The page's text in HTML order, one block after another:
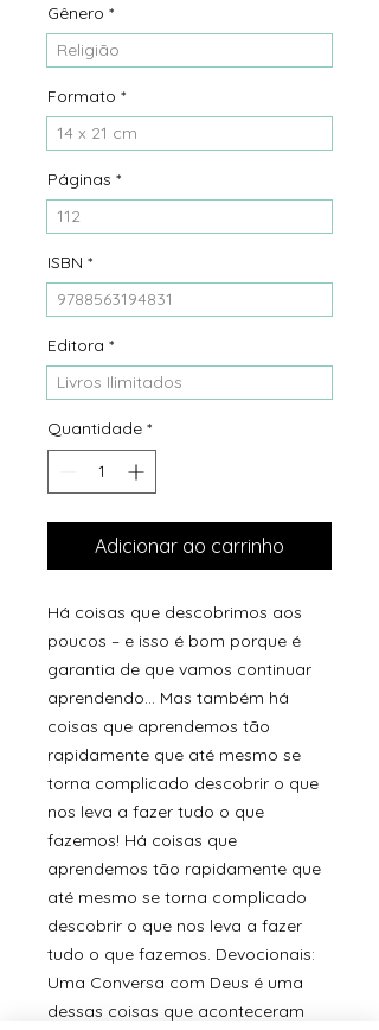
Gênero *
Religião
Formato *
14 x 21 cm
Páginas *
112
ISBN *
9788563194831
Editora *
Livros Ilimitados
Quantidade *
Adicionar ao carrinho
Há coisas que descobrimos aos
poucos – e isso é bom porque é
garantia de que vamos continuar
aprendendo... Mas também há
coisas que aprendemos tão
rapidamente que até mesmo se
torna complicado descobrir o que
nos leva a fazer tudo o que
fazemos! Há coisas que
aprendemos tão rapidamente que
até mesmo se torna complicado
descobrir o que nos leva a fazer
tudo o que fazemos. Devocionais:
Uma Conversa com Deus é uma
dessas coisas que aconteceram